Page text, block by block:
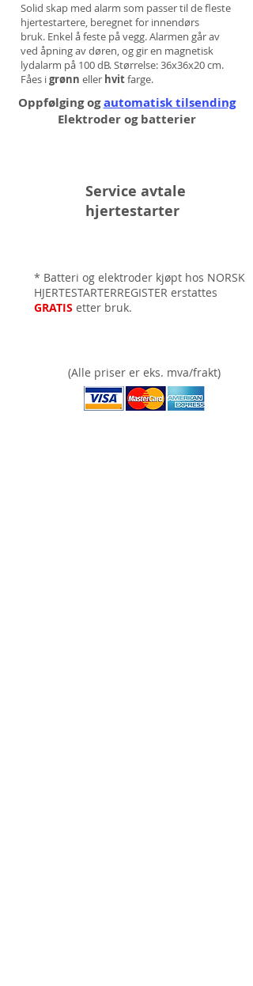
Solid skap med alarm som passer til de fleste
hjertestartere, beregnet for innendørs
bruk. Enkel å feste på vegg. Alarmen går av
ved åpning av døren, og gir en magnetisk
lydalarm på 100 dB. Størrelse: 36x36x20 cm.
Fåes igrønn eller hvitfarge.
Oppfølging og automatisk tilsending
Elektroder og batterier
Service avtale
hjertestarter
* Batteri og elektroder kjøpt hos NORSK
HJERTESTARTERREGISTER erstattes
GRATIS etter bruk.
(Alle priser er eks. mva/frakt)